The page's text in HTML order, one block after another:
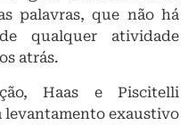
palavras, que não há
qualquer atividade
atrás.
Haas e Piscitelli
levantamento exaustivo